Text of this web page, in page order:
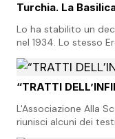
Turchia. La
Lo ha stabilito un
nel 1934. Lo stesso
“TRATTI
L'Associazione Alla
riunisci alcuni dei